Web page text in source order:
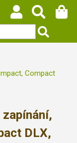
Compact
zapínání,
DLX,